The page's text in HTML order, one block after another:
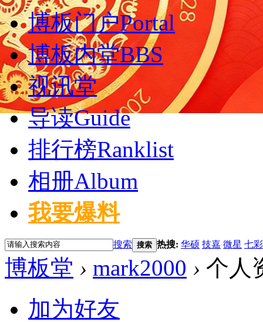
博板门户Portal
博板内堂BBS
视讯堂
导读Guide
排行榜Ranklist
相册Album
我要爆料
搜索 搜索 热搜: 华硕 技嘉 微星 七
博板堂 › mark2000 › 个人
加为好友